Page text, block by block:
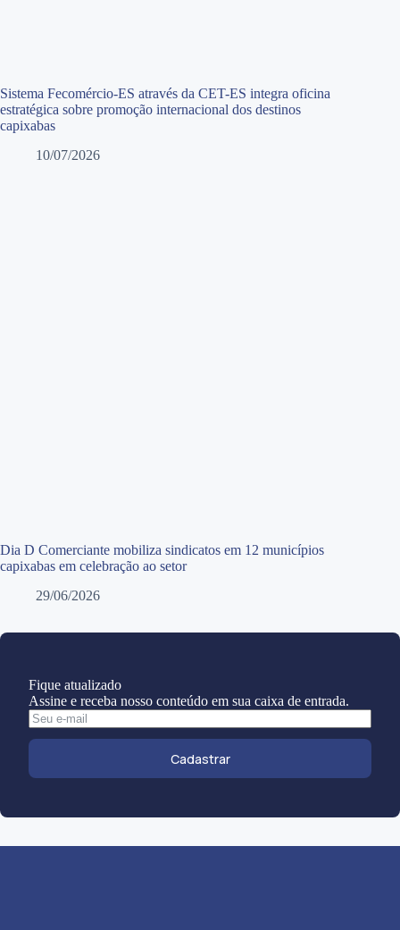
Sistema Fecomércio-ES através da CET-ES integra oficina
estratégica sobre promoção internacional dos destinos
capixabas
10/07/2026
Dia D Comerciante mobiliza sindicatos em 12 municípios
capixabas em celebração ao setor
29/06/2026
Fique atualizado
Assine e receba nosso conteúdo em sua caixa de entrada.
Cadastrar